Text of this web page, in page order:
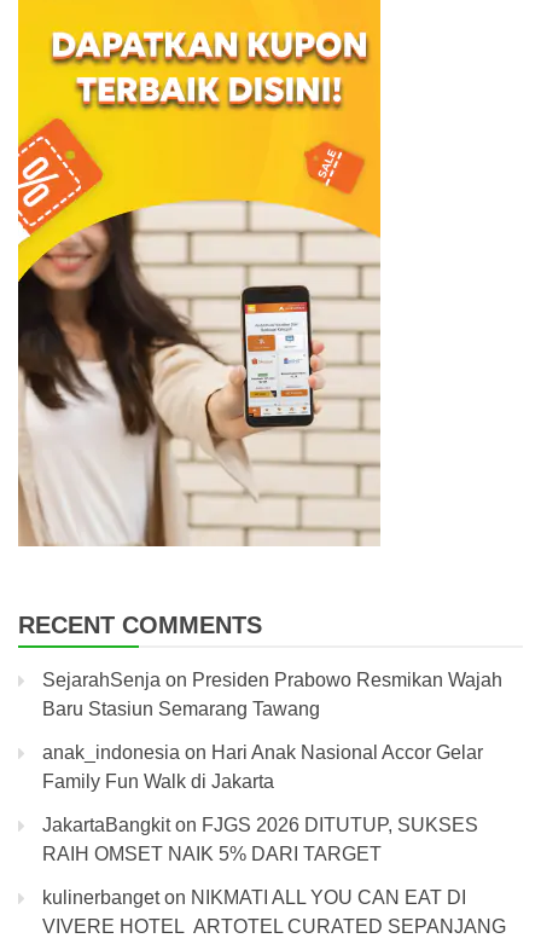
RECENT COMMENTS
SejarahSenja on Presiden Prabowo Resmikan Wajah
Baru Stasiun Semarang Tawang
anak_indonesia on Hari Anak Nasional Accor Gelar
Family Fun Walk di Jakarta
JakartaBangkiton FJGS 2026 DITUTUP, SUKSES
RAIH OMSET NAIK 5% DARI TARGET
kulinerbangeton NIKMATI ALL YOU CAN EAT DI
VIVERE HOTEL ARTOTEL CURATED SEPANJANG